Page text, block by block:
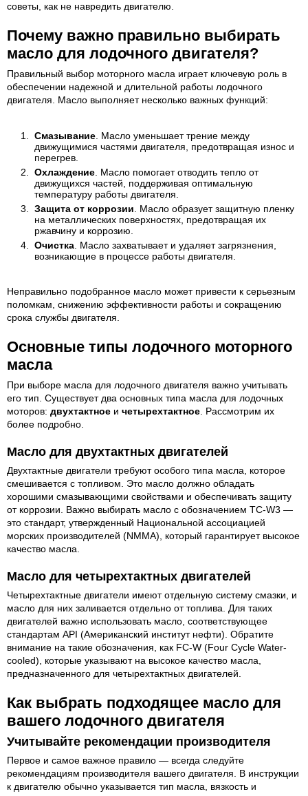
советы, как не навредить двигателю.
Почему важно правильно выбирать
масло для лодочного двигателя?
Правильный выбор моторного масла играет ключевую роль в
обеспечении надежной и длительной работы лодочного
двигателя. Масло выполняет несколько важных функций:
Смазывание. Масло уменьшает трение между
движущимися частями двигателя, предотвращая износ и
перегрев.
Охлаждение. Масло помогает отводить тепло от
движущихся частей, поддерживая оптимальную
температуру работы двигателя.
Защита от коррозии. Масло образует защитную пленку
на металлических поверхностях, предотвращая их
ржавчину и коррозию.
Очистка. Масло захватывает и удаляет загрязнения,
возникающие в процессе работы двигателя.
Неправильно подобранное масло может привести к серьезным
поломкам, снижению эффективности работы и сокращению
срока службы двигателя.
Основные типы лодочного моторного
масла
При выборе масла для лодочного двигателя важно учитывать
его тип. Существует два основных типа масла для лодочных
моторов: двухтактное и четырехтактное. Рассмотрим их
более подробно.
Масло для двухтактных двигателей
Двухтактные двигатели требуют особого типа масла, которое
смешивается с топливом. Это масло должно обладать
хорошими смазывающими свойствами и обеспечивать защиту
от коррозии. Важно выбирать масло с обозначением TC-W3 —
это стандарт, утвержденный Национальной ассоциацией
морских производителей (NMMA), который гарантирует высокое
качество масла.
Масло для четырехтактных двигателей
Четырехтактные двигатели имеют отдельную систему смазки, и
масло для них заливается отдельно от топлива. Для таких
двигателей важно использовать масло, соответствующее
стандартам API (Американский институт нефти). Обратите
внимание на такие обозначения, как FC-W (Four Cycle Water-
cooled), которые указывают на высокое качество масла,
предназначенного для четырехтактных двигателей.
Как выбрать подходящее масло для
вашего лодочного двигателя
Учитывайте рекомендации производителя
Первое и самое важное правило — всегда следуйте
рекомендациям производителя вашего двигателя. В инструкции
к двигателю обычно указывается тип масла, вязкость и